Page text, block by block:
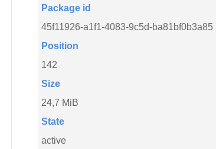
Package id
45f11926-a1f1-4083-9c5d-ba81bf0b3a85
Position
142
Size
24,7 MiB
State
active